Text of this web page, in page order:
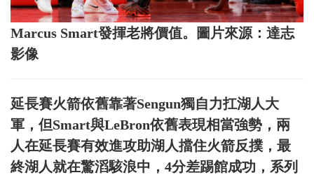
Marcus Smart發揮老將價值。圖片來源：達志
影像
延長賽火箭依舊靠著Sengun獨自力扛湖人大
軍，但Smart與LeBron依舊表現相當強勢，兩
人在延長賽有效進攻助湖人擋住火箭反撲，最
終湖人就在驚滔駭浪中，4分差踢館成功，系列